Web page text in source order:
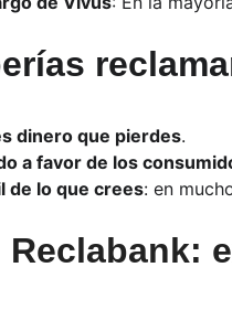
dinero que pierdes.
a favor de los
de lo que crees: en